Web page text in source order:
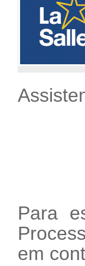
Para
em